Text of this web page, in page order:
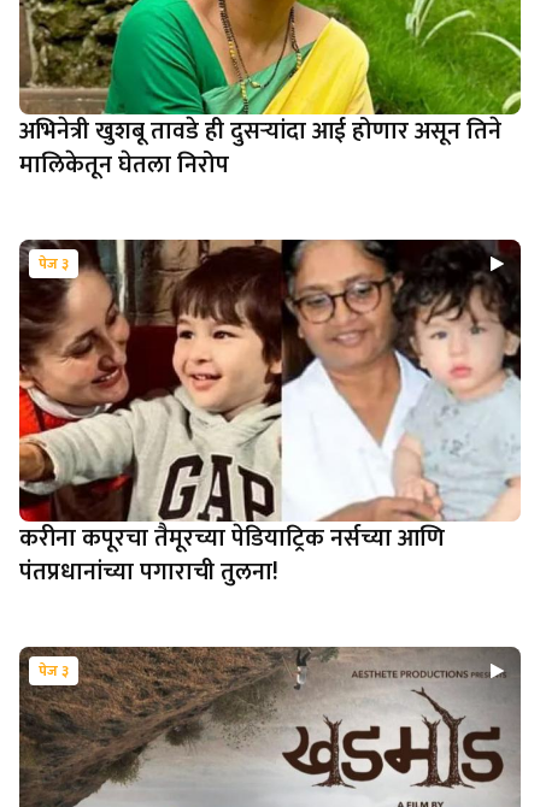
अभिनेत्री खुशबू तावडे ही दुसऱ्यांदा आई होणार असून तिने
मालिकेतून घेतला निरोप
पेज ३
करीना कपूरचा तैमूरच्या पेडियाट्रिक नर्सच्या आणि
पंतप्रधानांच्या पगाराची तुलना!
पेज ३